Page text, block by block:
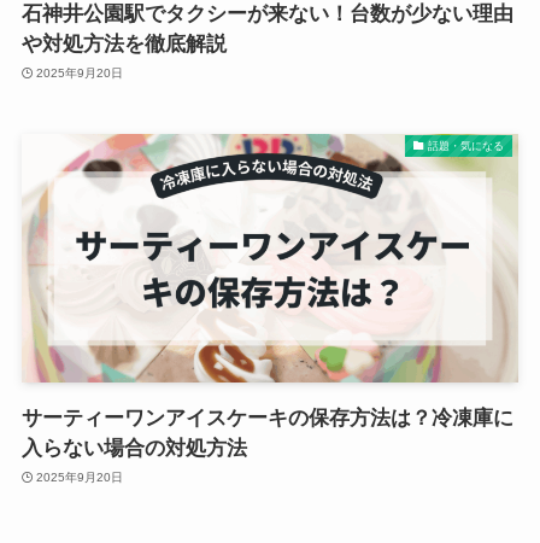
石神井公園駅でタクシーが来ない！台数が少ない理由
や対処方法を徹底解説
2025年9月20日
話題・気になる
サーティーワンアイスケーキの保存方法は？冷凍庫に
入らない場合の対処方法
2025年9月20日